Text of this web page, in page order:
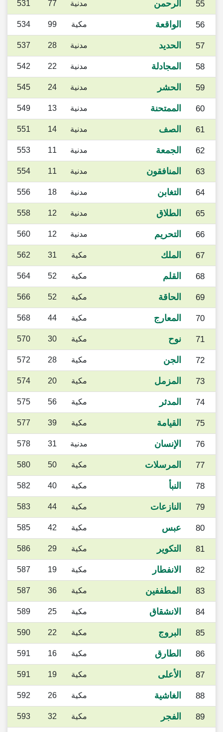
55 الرحمن مدنية 77
531
56 الواقعة مكية 99
534
57 الحديد مدنية 28
537
58 المجادلة مدنية 22
542
59 الحشر مدنية 24
545
60 الممتحنة مدنية 13
549
61 الصف مدنية 14
551
62 الجمعة مدنية 11
553
63 المنافقون مدنية 11
554
64 التغابن مدنية 18
556
65 الطلاق مدنية 12
558
66 التحريم مدنية 12
560
67 الملك مكية 31
562
68 القلم مكية 52
564
69 الحاقة مكية 52
566
70 المعارج مكية 44
568
71 نوح مكية 30
570
72 الجن مكية 28
572
73 المزمل مكية 20
574
74 المدثر مكية 56
575
75 القيامة مكية 39
577
76 الإنسان مدنية 31
578
77 المرسلات مكية 50
580
78 النبأ مكية 40
582
79 النازعات مكية 44
583
80 عبس مكية 42
585
81 التكوير مكية 29
586
82 الانفطار مكية 19
587
83 المطففين مكية 36
587
84 الانشقاق مكية 25
589
85 البروج مكية 22
590
86 الطارق مكية 16
591
87 الأعلى مكية 19
591
88 الغاشية مكية 26
592
89 الفجر مكية 32
593